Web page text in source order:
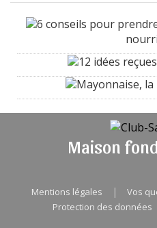
6 conseils pour
12 idées
Mayonnaise, la
Maison
Mentions légales | Vos
Protection des données